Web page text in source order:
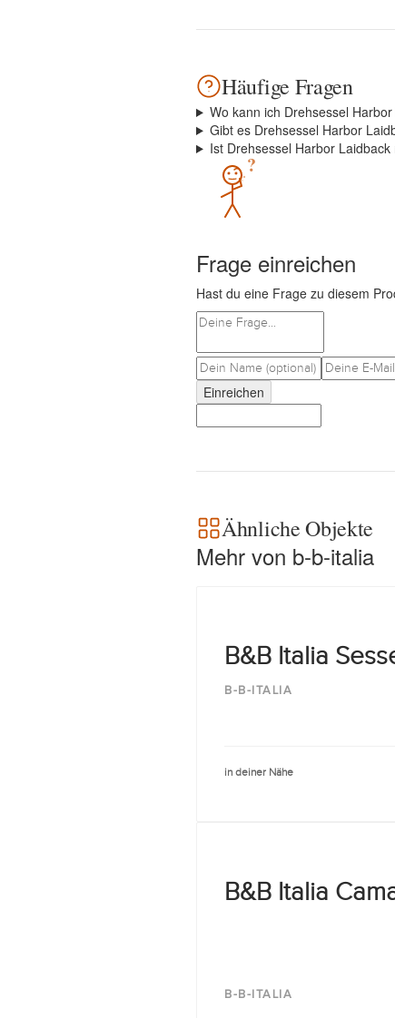
Häufige Fragen
Wo kann ich Drehsessel
Gibt es Drehsessel Harbor
Ist Drehsessel Harbor
?
Frage einreichen
Hast du eine Frage zu diesem
Einreichen
Ähnliche Objekte
Mehr von b-b-italia
B&B Italia
B-B-ITALIA
in deiner Nähe
B&B Italia
B-B-ITALIA